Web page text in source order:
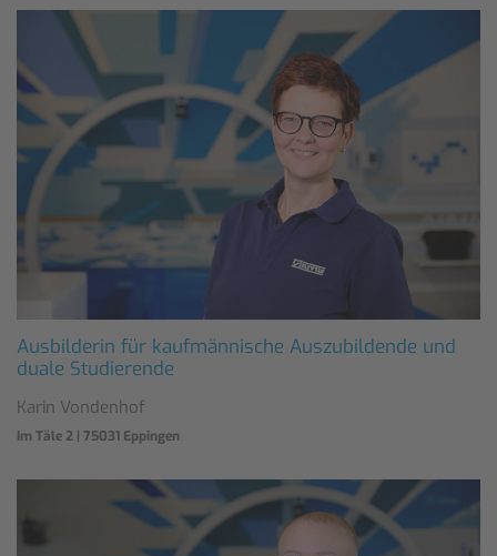
Ausbilderin für kaufmännische Auszubildende und
duale Studierende
Karin Vondenhof
Im Täle 2 | 75031 Eppingen